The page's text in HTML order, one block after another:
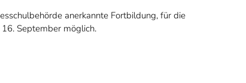
anerkannte Fortbildung, für die
September möglich.